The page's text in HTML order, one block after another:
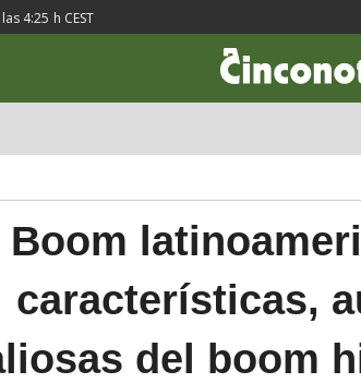
4:25 h CEST
Boom
características,
del boom